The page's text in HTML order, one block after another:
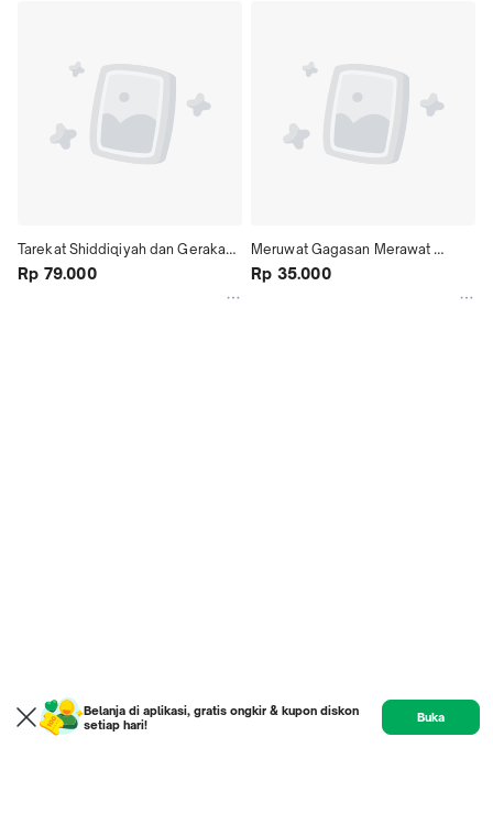
Tarekat Shiddiqiyah dan Gerakan
Sosial Keagaaman
Rp 79.000
Meruwat Gagasan Merawat
Empati dan Kemanusiaan
Rp 35.000
Belanja di aplikasi, gratis ongkir & kupon diskon
setiap hari!
Buka
Product Review